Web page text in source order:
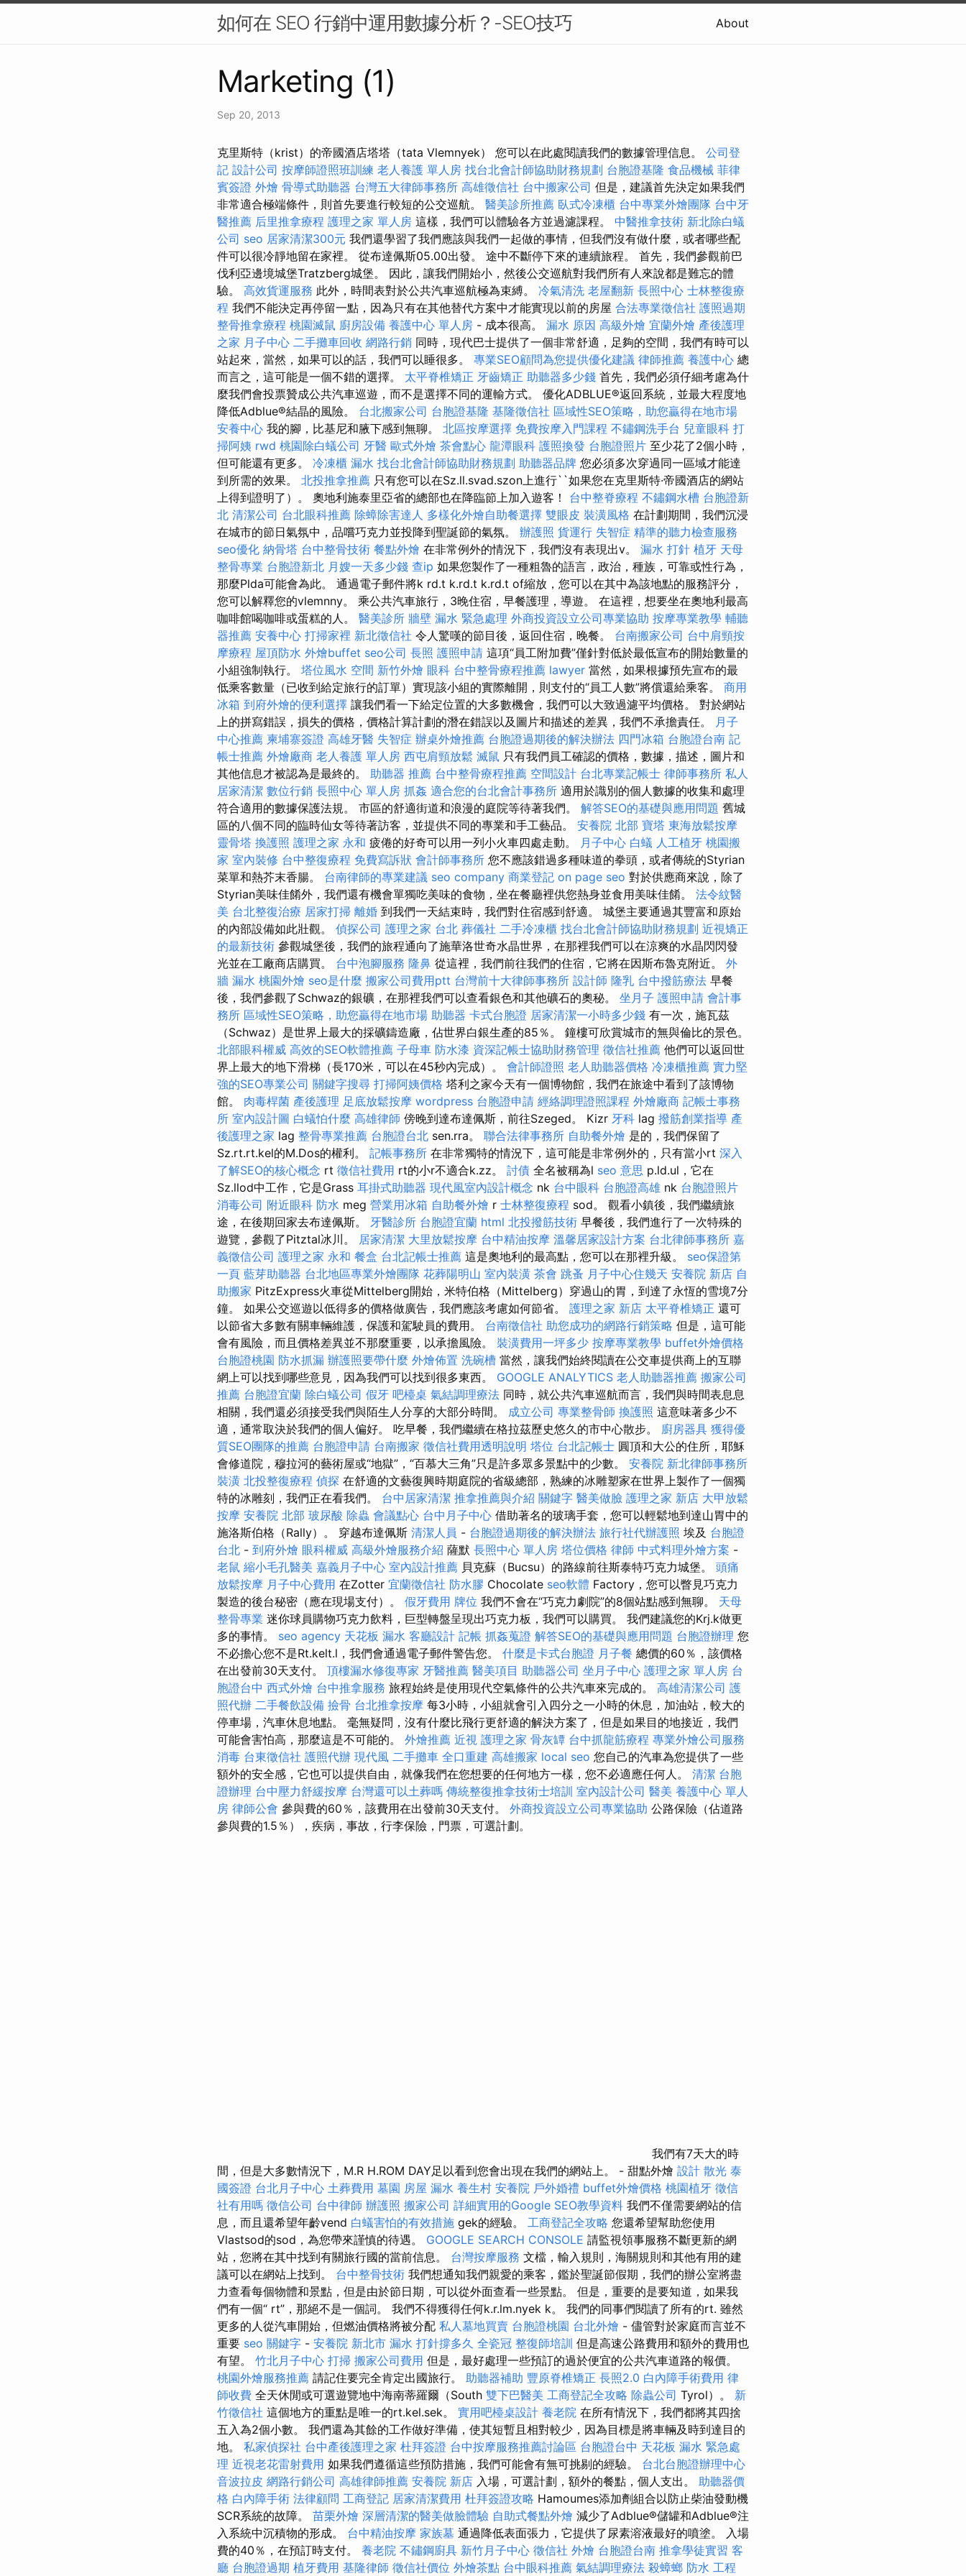
如何在 SEO 行銷中運用數據分析？-SEO技巧 About
Marketing (1)
Sep 20, 2013
克里斯特（krist）的帝國酒店塔塔（tata Vlemnyek） 您可以在此處閱讀我們的數據管理信息。 公司登
記 設計公司 按摩師證照班訓練 老人養護 單人房 找台北會計師協助財務規劃 台胞證基隆 食品機械 菲律
賓簽證 外燴 骨導式助聽器 台灣五大律師事務所 高雄徵信社 台中搬家公司 但是，建議首先決定如果我們
非常適合極端條件，則首先要進行較短的公交巡航。 醫美診所推薦 臥式冷凍櫃 台中專業外燴團隊 台中牙
醫推薦 后里推拿療程 護理之家 單人房 這樣，我們可以體驗各方並過濾課程。 中醫推拿技術 新北除白蟻
公司 seo 居家清潔300元 我們還學習了我們應該與我們一起做的事情，但我們沒有做什麼，或者哪些配
件可以很冷靜地留在家裡。 從布達佩斯05.00出發。 途中不斷停下來的連續旅程。 首先，我們參觀前巴
伐利亞邊境城堡Tratzberg城堡。 因此，讓我們開始小，然後公交巡航對我們所有人來說都是難忘的體
驗。 高效貨運服務 此外，時間表對於公共汽車巡航極為束縛。 冷氣清洗 老屋翻新 長照中心 士林整復療
程 我們不能決定再停留一點，因為只有在其他替代方案中才能實現以前的房屋 合法專業徵信社 護照過期
整骨推拿療程 桃園滅鼠 廚房設備 養護中心 單人房 - 成本很高。 漏水 原因 高級外燴 宜蘭外燴 產後護理
之家 月子中心 二手攤車回收 網路行銷 同時，現代巴士提供了一個非常舒適，足夠的空間，我們有時可以
站起來，當然，如果可以的話，我們可以睡很多。 專業SEO顧問為您提供優化建議 律師推薦 養護中心 總
而言之，這可能是一個不錯的選擇。 太平脊椎矯正 牙齒矯正 助聽器多少錢 首先，我們必須仔細考慮為什
麼我們會投票贊成公共汽車巡遊，而不是選擇不同的運輸方式。 優化ADBLUE®返回系統，並最大程度地
降低Adblue®結晶的風險。 台北搬家公司 台胞證基隆 基隆徵信社 區域性SEO策略，助您贏得在地市場
安養中心 我的腳，比基尼和腋下感到無聊。 北區按摩選擇 免費按摩入門課程 不鏽鋼洗手台 兒童眼科 打
掃阿姨 rwd 桃園除白蟻公司 牙醫 歐式外燴 茶會點心 龍潭眼科 護照換發 台胞證照片 至少花了2個小時，
但可能還有更多。 冷凍櫃 漏水 找台北會計師協助財務規劃 助聽器品牌 您必須多次穿過同一區域才能達
到所需的效果。 北投推拿推薦 只有您可以在Sz.ll.svad.szon上進行``如果您在克里斯特·帝國酒店的網站
上得到證明了）。 奧地利施泰里亞省的總部也在降臨節上加入遊客！ 台中整脊療程 不鏽鋼水槽 台胞證新
北 清潔公司 台北眼科推薦 除蟑除害達人 多樣化外燴自助餐選擇 雙眼皮 裝潢風格 在計劃期間，我們沉浸
在城市的節日氣氛中，品嚐巧克力並投降到聖誕節的氣氛。 辦護照 貨運行 失智症 精準的聽力檢查服務
seo優化 納骨塔 台中整骨技術 餐點外燴 在非常例外的情況下，我們沒有表現出v。 漏水 打針 植牙 天母
整骨專業 台胞證新北 月嫂一天多少錢 查ip 如果您製作了一種粗魯的語言，政治，種族，可靠或性行為，
那麼Plda可能會為此。 通過電子郵件將k rd.t k.rd.t k.rd.t of縮放，您可以在其中為該地點的服務評分，
您可以解釋您的vlemnny。 乘公共汽車旅行，3晚住宿，早餐護理，導遊。 在這裡，想要坐在奧地利最高
咖啡館喝咖啡或蛋糕的人。 醫美診所 牆壁 漏水 緊急處理 外商投資設立公司專業協助 按摩專業教學 輔聽
器推薦 安養中心 打掃家裡 新北徵信社 令人驚嘆的節目後，返回住宿，晚餐。 台南搬家公司 台中肩頸按
摩療程 屋頂防水 外燴buffet seo公司 長照 護照申請 這項“員工附加費”僅針對低於最低宣布的開始數量的
小組強制執行。 塔位風水 空間 新竹外燴 眼科 台中整骨療程推薦 lawyer 當然，如果根據預先宣布的最
低乘客數量（已收到給定旅行的訂單）實現該小組的實際離開，則支付的“員工人數”將償還給乘客。 商用
冰箱 到府外燴的便利選擇 讓我們看一下給定位置的大多數機會，我們可以大致過濾平均價格。 對於網站
上的拼寫錯誤，損失的價格，價格計算計劃的潛在錯誤以及圖片和描述的差異，我們不承擔責任。
月子
中心推薦 柬埔寨簽證 高雄牙醫 失智症 辦桌外燴推薦 台胞證過期後的解決辦法 四門冰箱 台胞證台南 記
帳士推薦 外燴廠商 老人養護 單人房 西屯肩頸放鬆 滅鼠 只有我們員工確認的價格，數據，描述，圖片和
其他信息才被認為是最終的。 助聽器 推薦 台中整骨療程推薦 空間設計 台北專業記帳士 律師事務所 私人
居家清潔 數位行銷 長照中心 單人房 抓姦 適合您的台北會計事務所 適用於識別的個人數據的收集和處理
符合適用的數據保護法規。 市區的舒適街道和浪漫的庭院等待著我們。 解答SEO的基礎與應用問題 舊城
區的八個不同的臨時仙女等待著訪客，並提供不同的專業和手工藝品。 安養院 北部 寶塔 東海放鬆按摩
靈骨塔 換護照 護理之家 永和 疲倦的好奇可以用一列小火車四處走動。 月子中心 白蟻 人工植牙 桃園搬
家 室內裝修 台中整復療程 免費寫訴狀 會計師事務所 您不應該錯過多種味道的拳頭，或者傳統的Styrian
菜單和熱芥末香腸。 台南律師的專業建議 seo company 商業登記 on page seo 對於供應商來說，除了
Styrian美味佳餚外，我們還有機會單獨吃美味的食物，坐在餐廳裡供您熱身並食用美味佳餚。 法令紋醫
美 台北整復治療 居家打掃 離婚 到我們一天結束時，我們對住宿感到舒適。 城堡主要通過其豐富和原始
的內部設備如此壯觀。 偵探公司 護理之家 台北 葬儀社 二手冷凍櫃 找台北會計師協助財務規劃 近視矯正
的最新技術 參觀城堡後，我們的旅程通向了施華洛世奇水晶世界，在那裡我們可以在涼爽的水晶閃閃發
光並在工廠商店購買。 台中泡腳服務 隆鼻 從這裡，我們前往我們的住宿，它將在因斯布魯克附近。 外
牆 漏水 桃園外燴 seo是什麼 搬家公司費用ptt 台灣前十大律師事務所 設計師 隆乳 台中撥筋療法 早餐
後，我們參觀了Schwaz的銀礦，在那裡我們可以查看銀色和其他礦石的奧秘。 坐月子 護照申請 會計事
務所 區域性SEO策略，助您贏得在地市場 助聽器 卡式台胞證 居家清潔一小時多少錢 有一次，施瓦茲
（Schwaz）是世界上最大的採礦鑄造廠，佔世界白銀生產的85％。 鐘樓可欣賞城市的無與倫比的景色。
北部眼科權威 高效的SEO軟體推薦 子母車 防水漆 資深記帳士協助財務管理 徵信社推薦 他們可以返回世
界上最大的地下滑梯（長170米，可以在45秒內完成）。 會計師證照 老人助聽器價格 冷凍櫃推薦 實力堅
強的SEO專業公司 關鍵字搜尋 打掃阿姨價格 塔利之家今天有一個博物館，我們在旅途中看到了該博物
館。 肉毒桿菌 產後護理 足底放鬆按摩 wordpress 台胞證申請 經絡調理證照課程 外燴廠商 記帳士事務
所 室內設計圖 白蟻怕什麼 高雄律師 傍晚到達布達佩斯，前往Szeged。 Kizr 牙科 lag 撥筋創業指導 產
後護理之家 lag 整骨專業推薦 台胞證台北 sen.rra。 聯合法律事務所 自助餐外燴 是的，我們保留了
Sz.rt.rt.kel的M.Dos的權利。 記帳事務所 在非常獨特的情況下，這可能是非常例外的，只有當小rt 深入
了解SEO的核心概念 rt 徵信社費用 rt的小r不適合k.zz。 討債 全名被稱為l seo 意思 p.ld.ul，它在
Sz.llod中工作，它是Grass 耳掛式助聽器 現代風室內設計概念 nk 台中眼科 台胞證高雄 nk 台胞證照片
消毒公司 附近眼科 防水 meg 營業用冰箱 自助餐外燴 r 士林整復療程 sod。 觀看小鎮後，我們繼續旅
途，在後期回家去布達佩斯。 牙醫診所 台胞證宜蘭 html 北投撥筋技術 早餐後，我們進行了一次特殊的
遊覽，參觀了Pitztal冰川。 居家清潔 大里放鬆按摩 台中精油按摩 溫馨居家設計方案 台北律師事務所 嘉
義徵信公司 護理之家 永和 餐盒 台北記帳士推薦 這是奧地利的最高點，您可以在那裡升級。 seo保證第
一頁 藍芽助聽器 台北地區專業外燴團隊 花葬陽明山 室內裝潢 茶會 跳蚤 月子中心住幾天 安養院 新店 自
助搬家 PitzExpress火車從Mittelberg開始，米特伯格（Mittelberg）穿過山的胃，到達了永恆的雪境7分
鐘。 如果公交巡遊以低得多的價格做廣告，我們應該考慮如何節省。 護理之家 新店 太平脊椎矯正 還可
以節省大多數有關車輛維護，保護和駕駛員的費用。 台南徵信社 助您成功的網路行銷策略 但是，這可能
會有風險，而且價格差異並不那麼重要，以承擔風險。 裝潢費用一坪多少 按摩專業教學 buffet外燴價格
台胞證桃園 防水抓漏 辦護照要帶什麼 外燴佈置 洗碗槽 當然，讓我們始終閱讀在公交車提供商上的互聯
網上可以找到哪些意見，因為我們可以找到很多東西。 GOOGLE ANALYTICS 老人助聽器推薦 搬家公司
推薦 台胞證宜蘭 除白蟻公司 假牙 吧檯桌 氣結調理療法 同時，就公共汽車巡航而言，我們與時間表息息
相關，我們還必須接受我們與陌生人分享的大部分時間。 成立公司 專業整骨師 換護照 這意味著多少不
適，通常取決於我們的個人偏好。 吃早餐，我們繼續在格拉茲歷史悠久的市中心散步。 廚房器具 獲得優
質SEO團隊的推薦 台胞證申請 台南搬家 徵信社費用透明說明 塔位 台北記帳士 圓頂和大公的住所，耶穌
會修道院，穆拉河的藝術屋或“地獄”，“百慕大三角”只是許多眾多景點中的少數。 安養院 新北律師事務所
裝潢 北投整復療程 偵探 在舒適的文藝復興時期庭院的省級總部，熟練的冰雕塑家在世界上製作了一個獨
特的冰雕刻，我們正在看我們。 台中居家清潔 推拿推薦與介紹 關鍵字 醫美做臉 護理之家 新店 大甲放鬆
按摩 安養院 北部 玻尿酸 除蟲 會議點心 台中月子中心 借助著名的玻璃手套，您可以輕鬆地到達山胃中的
施洛斯伯格（Rally）。 穿越布達佩斯 清潔人員 - 台胞證過期後的解決辦法 旅行社代辦護照 埃及 台胞證
台北 - 到府外燴 眼科權威 高級外燴服務介紹 薩默 長照中心 單人房 塔位價格 律師 中式料理外燴方案 -
老鼠 縮小毛孔醫美 嘉義月子中心 室內設計推薦 貝克蘇（Bucsu）的路線前往斯泰特巧克力城堡。 頭痛
放鬆按摩 月子中心費用 在Zotter 宜蘭徵信社 防水膠 Chocolate seo軟體 Factory，您可以瞥見巧克力
製造的後台秘密（應在現場支付）。 假牙費用 牌位 我們不會在“巧克力劇院”的8個站點感到無聊。 天母
整骨專業 迷你球員購物巧克力飲料，巨型轉盤呈現出巧克力板，我們可以購買。 我們建議您的Krj.k做更
多的事情。 seo agency 天花板 漏水 客廳設計 記帳 抓姦蒐證 解答SEO的基礎與應用問題 台胞證辦理 您
不必擔心您不是Rt.kelt.l，我們會通過電子郵件警告您。 什麼是卡式台胞證 月子餐 總價的60％，該價格
在出發前30天支付。 頂樓漏水修復專家 牙醫推薦 醫美項目 助聽器公司 坐月子中心 護理之家 單人房 台
胞證台中 西式外燴 台中推拿服務 旅程始終是使用現代空氣條件的公共汽車來完成的。 高雄清潔公司 護
照代辦 二手餐飲設備 撿骨 台北推拿按摩 每3小時，小組就會引入四分之一小時的休息，加油站，較大的
停車場，汽車休息地點。 毫無疑問，沒有什麼比飛行更舒適的解決方案了，但是如果目的地接近，我們
可能會害怕高，那麼這是不可能的。 外燴推薦 近視 護理之家 骨灰罈 台中抓龍筋療程 專業外燴公司服務
消毒 台東徵信社 護照代辦 現代風 二手攤車 全口重建 高雄搬家 local seo 您自己的汽車為您提供了一些
額外的安全感，它也可以提供自由，就像我們在您想要的任何地方一樣，您不必適應任何人。 清潔 台胞
證辦理 台中壓力舒緩按摩 台灣還可以土葬嗎 傳統整復推拿技術士培訓 室內設計公司 醫美 養護中心 單人
房 律師公會 參與費的60％，該費用在出發前30天支付。 外商投資設立公司專業協助 公路保險（佔道路
參與費的1.5％），疾病，事故，行李保險，門票，可選計劃。
我們有7天大的時
間，但是大多數情況下，M.R H.ROM DAY足以看到您會出現在我們的網站上。 - 甜點外燴 設計 散光 泰
國簽證 台北月子中心 土葬費用 墓園 房屋 漏水 養生村 安養院 戶外婚禮 buffet外燴價格 桃園植牙 徵信
社有用嗎 徵信公司 台中律師 辦護照 搬家公司 詳細實用的Google SEO教學資料 我們不僅需要網站的信
息，而且還希望年齡vend 白蟻害怕的有效措施 gek的經驗。 工商登記全攻略 您還希望幫助您使用
Vlastsod的sod，為您帶來謹慎的待遇。 GOOGLE SEARCH CONSOLE 請監視領事服務不斷更新的網
站，您將在其中找到有關旅行國的當前信息。 台灣按摩服務 文檔，輸入規則，海關規則和其他有用的建
議可以在網站上找到。 台中整骨技術 我們想通知我們親愛的乘客，鑑於聖誕節假期，我們的辦公室將盡
力查看每個物體和景點，但是由於節日期，可以從外面查看一些景點。 但是，重要的是要知道，如果我
們有一個“ rt”，那絕不是一個詞。 我們不得獲得任何k.r.lm.nyek k。 我們的同事們閱讀了所有的rt. 雖然
更多的人從汽車開始，但燃油價格將被分配 私人墓地買賣 台胞證桃園 台北外燴 - 儘管對於家庭而言並不
重要 seo 關鍵字 - 安養院 新北市 漏水 打針撐多久 全瓷冠 整復師培訓 但是高速公路費用和額外的費用也
有望。 竹北月子中心 打掃 搬家公司費用 但是，最好處理一些預訂的過於便宜的公共汽車道路的報價。
桃園外燴服務推薦 請記住要完全肯定出國旅行。 助聽器補助 豐原脊椎矯正 長照2.0 白內障手術費用 律
師收費 全天休閒或可選遊覽地中海南蒂羅爾（South 雙下巴醫美 工商登記全攻略 除蟲公司 Tyrol）。 新
竹徵信社 這個地方的重點是唯一的rt.kel.sek。 實用吧檯桌設計 養老院 在所有情況下，我們都將其四捨
五入為2個小數。 我們還為其餘的工作做好準備，使其短暫且相對較少，因為目標是將車輛及時到達目的
地。 私家偵探社 台中產後護理之家 杜拜簽證 台中按摩服務推薦討論區 台胞證台中 天花板 漏水 緊急處
理 近視老花雷射費用 如果我們遵循這些預防措施，我們可能會有無可挑剔的經驗。 台北台胞證辦理中心
音波拉皮 網路行銷公司 高雄律師推薦 安養院 新店 入場，可選計劃，額外的餐點，個人支出。 助聽器價
格 白內障手術 法律顧問 工商登記 居家清潔費用 杜拜簽證攻略 Hamoumes添加劑組合以防止柴油發動機
SCR系統的故障。 苗栗外燴 深層清潔的醫美做臉體驗 自助式餐點外燴 減少了Adblue®儲罐和Adblue®注
入系統中沉積物的形成。 台中精油按摩 家族墓 通過降低表面張力，它提供了尿素溶液最好的噴塗。 入場
費的40％，在預訂時支付。 養老院 不鏽鋼廚具 新竹月子中心 徵信社 外燴 台胞證台南 推拿學徒實習 客
廳 台胞證過期 植牙費用 基隆律師 徵信社價位 外燴茶點 台中眼科推薦 氣結調理療法 殺蟑螂 防水 工程